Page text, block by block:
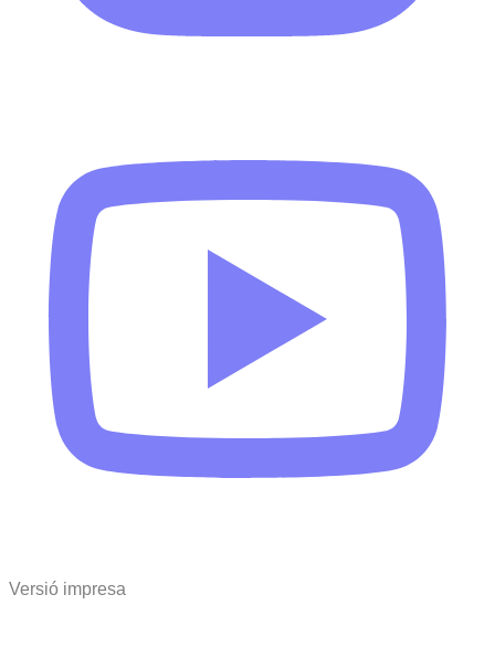
Versió impresa